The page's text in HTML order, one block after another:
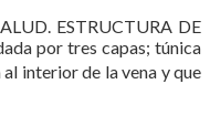
ESTRUCTURA DE
por tres capas; túnica
al interior de la vena y que